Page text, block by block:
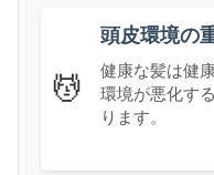
💆
頭皮環境の
健康な髪は健
環境が悪化す
ります。